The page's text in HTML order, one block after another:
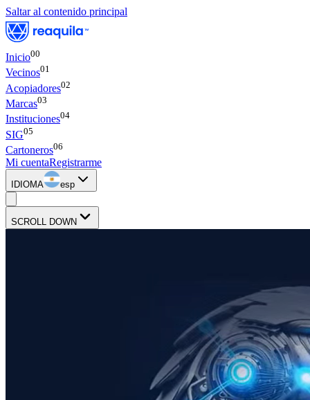
Saltar al contenido principal
Inicio00
Vecinos01
Acopiadores02
Marcas03
Instituciones04
SIG05
Cartoneros06
Mi cuentaRegistrarme
IDIOMA esp
SCROLL DOWN